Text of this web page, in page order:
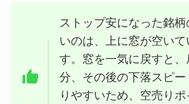
ストップ安になった銘
いのは、上に窓が空い
す。窓を一気に戻すと、
分、その後の下落スピー
りやすいため、空売りポ